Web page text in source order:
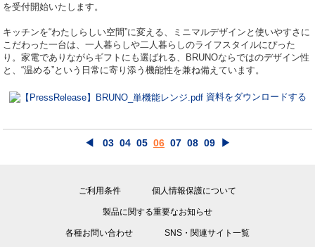
を受付開始いたします。
キッチンを“わたしらしい空間”に変える、ミニマルデザインと使いやすさに
こだわった一台は、一人暮らしや二人暮らしのライフスタイルにぴった
り。家電でありながらギフトにも選ばれる、BRUNOならではのデザイン性
と、“温める”という日常に寄り添う機能性を兼ね備えています。
資料をダウンロードする
◀ 03 04 05 06 07 08 09 ▶
ご利用条件 個人情報保護について
製品に関する重要なお知らせ
各種お問い合わせ SNS・関連サイト一覧